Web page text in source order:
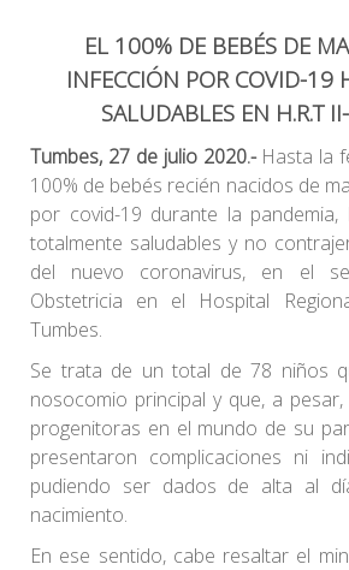
EL 100% DE BEBÉS DE
INFECCIÓN POR COVID-19
SALUDABLES EN H.R.T
Tumbes, 27 de julio 2020.- Hasta la
100% de bebés recién nacidos de
por covid-19 durante la pandemia,
totalmente saludables y no
del nuevo coronavirus, en el
Obstetricia en el Hospital
Tumbes.
Se trata de un total de 78 niños
nosocomio principal y que, a
progenitoras en el mundo de su
presentaron complicaciones ni
pudiendo ser dados de alta al
nacimiento.
En ese sentido, cabe resaltar el